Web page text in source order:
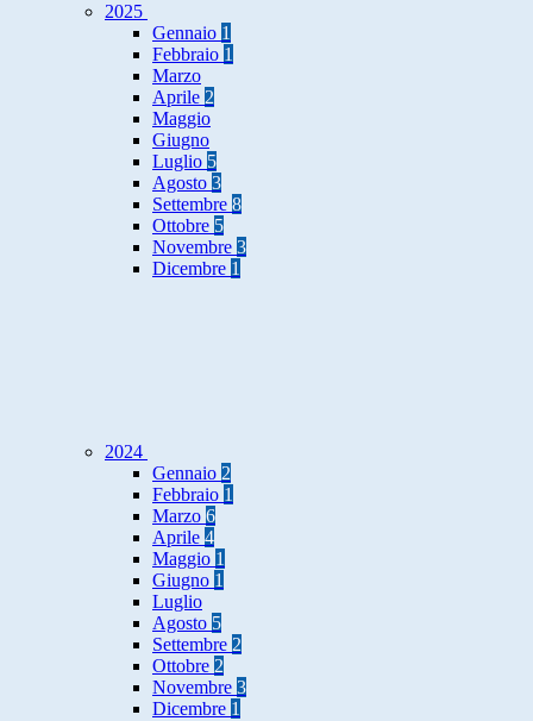
2025
Gennaio 1
Febbraio 1
Marzo
Aprile 2
Maggio
Giugno
Luglio 5
Agosto 3
Settembre 8
Ottobre 5
Novembre 3
Dicembre 1
2024
Gennaio 2
Febbraio 1
Marzo 6
Aprile 4
Maggio 1
Giugno 1
Luglio
Agosto 5
Settembre 2
Ottobre 2
Novembre 3
Dicembre 1